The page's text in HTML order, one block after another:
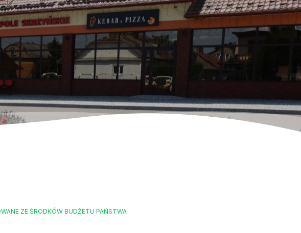
ZE ŚRODKÓW BUDŻETU PAŃSTWA